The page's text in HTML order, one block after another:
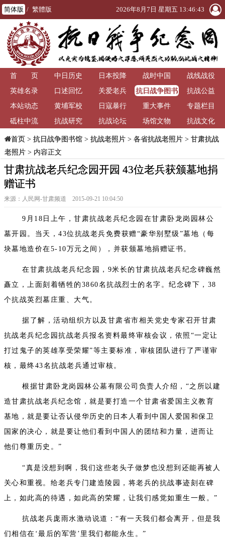
简体版 / 繁體版 2026年8月7日 星期五 13:46:45
首 页 中日历史 日本投降 战时中国
战线战役
英雄名录
口述回忆 关爱老兵
抗日战争图书
馆
抗战公益
本站动态
黄埔军校 日寇暴行 重大事件
专题栏目
砥柱中流
抗战研究 抗战论坛 场馆文物 抗战文化
首页> 抗日战争图书馆> 抗战老照片> 各省抗战老照片> 甘肃抗战
老照片> 内容正文
甘肃抗战老兵纪念园开园 43位老兵获颁墓地捐
赠证书
来源：人民网-甘肃频道 2015-09-21 10:04:50
9月18日上午，甘肃抗战老兵纪念园在甘肃卧龙岗园林公
墓开园。当天，43位抗战老兵免费获赠“豪华别墅级”墓地（每
块墓地造价在5-10万元之间），并获颁墓地捐赠证书。
在甘肃抗战老兵纪念园，9米长的甘肃抗战老兵纪念碑巍然
矗立，上面刻着牺牲的3860名抗战烈士的名字。纪念碑下，38
个抗战英烈墓庄重、大气。
据了解，活动组织方以及甘肃省市相关党史专家召开甘肃
抗战老兵纪念园抗战老兵报名资料最终审核会议，依照“一定让
打过鬼子的英雄享受荣耀”等主要标准，审核团队进行了严谨审
核，最终43名抗战老兵通过审核。
根据甘肃卧龙岗园林公墓有限公司负责人介绍，“之所以建
造甘肃抗战老兵纪念馆，就是要打造一个甘肃省爱国主义教育
基地，就是要让否认侵华历史的日本人看到中国人爱国和保卫
国家的决心，就是要让他们看到中国人的团结和力量，进而让
他们尊重历史。”
“真是没想到啊，我们这些老头子做梦也没想到还能再被人
关心和重视。给老兵专门建造陵园，将老兵的抗战事迹刻在碑
上，如此高的待遇，如此高的荣耀，让我们感觉如重生一般。”
抗战老兵庞雨水激动说道：“有一天我们都会离开，但是我
们相信在‘最后的军营’里我们都能永生。”